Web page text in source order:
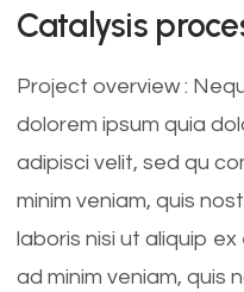
Catalysis
Project overview :
dolorem ipsum quia
adipisci velit, sed qu
minim veniam, quis
laboris nisi ut aliquip
ad minim veniam, quis